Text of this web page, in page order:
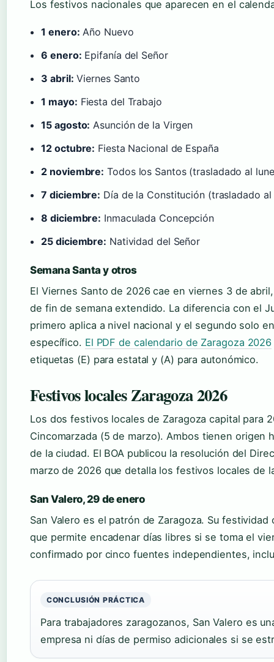
Los festivos nacionales que aparecen en el
1 enero: Año Nuevo
6 enero: Epifanía del Señor
3 abril: Viernes Santo
1 mayo: Fiesta del Trabajo
15 agosto: Asunción de la Virgen
12 octubre: Fiesta Nacional de España
2 noviembre: Todos los Santos (trasladado al
7 diciembre: Día de la Constitución (trasladado al
8 diciembre: Inmaculada Concepción
25 diciembre: Natividad del Señor
Semana Santa y otros
El Viernes Santo de 2026 cae en viernes 3 de
de fin de semana extendido. La diferencia con el
primero aplica a nivel nacional y el segundo solo
específico. El PDF de calendario de Zaragoza 2026
etiquetas (E) para estatal y (A) para autonómico.
Festivos locales Zaragoza 2026
Los dos festivos locales de Zaragoza capital para
Cincomarzada (5 de marzo). Ambos tienen origen
de la ciudad. El BOA publicou la resolución del
marzo de 2026 que detalla los festivos locales de
San Valero, 29 de enero
San Valero es el patrón de Zaragoza. Su
que permite encadenar días libres si se toma el
confirmado por cinco fuentes independientes,
CONCLUSIÓN PRÁCTICA
Para trabajadores zaragozanos, San Valero es
empresa ni días de permiso adicionales si se